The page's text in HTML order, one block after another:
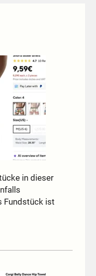
in dieser
Fundstück ist